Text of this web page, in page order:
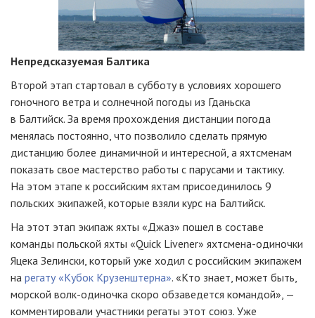
Непредсказуемая Балтика
Второй этап стартовал в субботу в условиях хорошего
гоночного ветра и солнечной погоды из Гданьска
в Балтийск. За время прохождения дистанции погода
менялась постоянно, что позволило сделать прямую
дистанцию более динамичной и интересной, а яхтсменам
показать свое мастерство работы с парусами и тактику.
На этом этапе к российским яхтам присоединилось 9
польских экипажей, которые взяли курс на Балтийск.
На этот этап экипаж яхты «Джаз» пошел в составе
команды польской яхты «Quick Livener» яхтсмена-одиночки
Яцека Зелински, который уже ходил с российским экипажем
на регату «Кубок Крузенштерна». «Кто знает, может быть,
морской волк-одиночка скоро обзаведется командой», —
комментировали участники регаты этот союз. Уже